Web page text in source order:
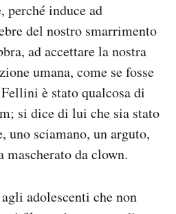
perché induce ad
del nostro smarrimento
ad accettare la nostra
umana, come se fosse
è stato qualcosa di
si dice di lui che sia stato
uno sciamano, un arguto,
mascherato da clown.
adolescenti che non